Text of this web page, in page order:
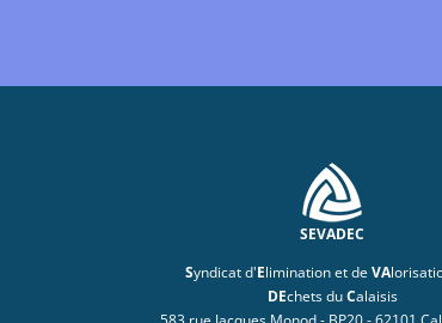
SEVADEC
Syndicat d'Elimination et de VA
DEchets duCalaisis